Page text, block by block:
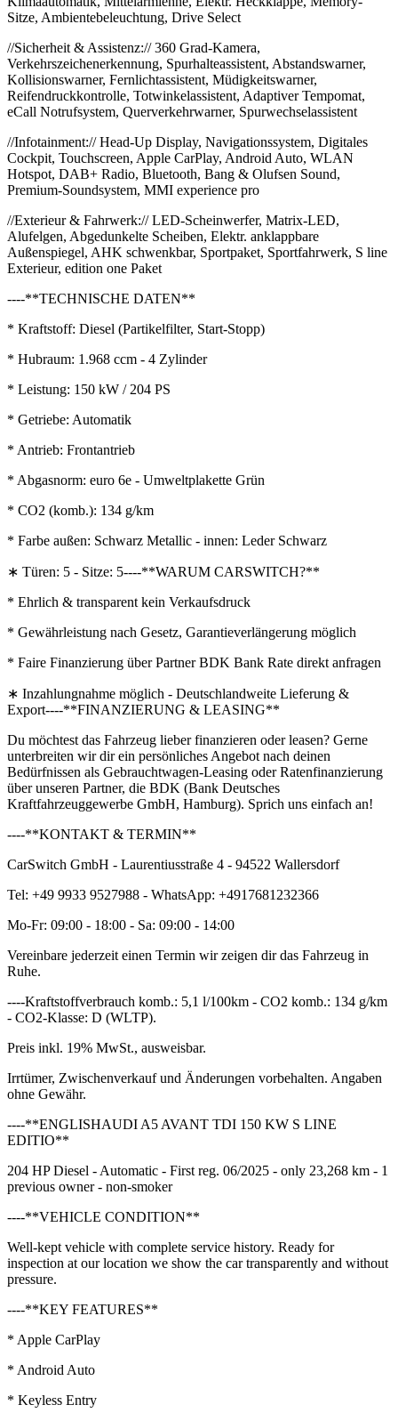
Sitze, Ambientebeleuchtung, Drive Select
//Sicherheit & Assistenz:// 360 Grad-Kamera,
Verkehrszeichenerkennung, Spurhalteassistent, Abstandswarner,
Kollisionswarner, Fernlichtassistent, Müdigkeitswarner,
Reifendruckkontrolle, Totwinkelassistent, Adaptiver Tempomat,
eCall Notrufsystem, Querverkehrwarner, Spurwechselassistent
//Infotainment:// Head-Up Display, Navigationssystem, Digitales
Cockpit, Touchscreen, Apple CarPlay, Android Auto, WLAN
Hotspot, DAB+ Radio, Bluetooth, Bang & Olufsen Sound,
Premium-Soundsystem, MMI experience pro
//Exterieur & Fahrwerk:// LED-Scheinwerfer, Matrix-LED,
Alufelgen, Abgedunkelte Scheiben, Elektr. anklappbare
Außenspiegel, AHK schwenkbar, Sportpaket, Sportfahrwerk, S line
Exterieur, edition one Paket
----**TECHNISCHE DATEN**
* Kraftstoff: Diesel (Partikelfilter, Start-Stopp)
* Hubraum: 1.968 ccm - 4 Zylinder
* Leistung: 150 kW / 204 PS
* Getriebe: Automatik
* Antrieb: Frontantrieb
* Abgasnorm: euro 6e - Umweltplakette Grün
* CO2 (komb.): 134 g/km
* Farbe außen: Schwarz Metallic - innen: Leder Schwarz
∗ Türen: 5 - Sitze: 5----**WARUM CARSWITCH?**
* Ehrlich & transparent kein Verkaufsdruck
* Gewährleistung nach Gesetz, Garantieverlängerung möglich
* Faire Finanzierung über Partner BDK Bank Rate direkt anfragen
∗ Inzahlungnahme möglich - Deutschlandweite Lieferung &
Export----**FINANZIERUNG & LEASING**
Du möchtest das Fahrzeug lieber finanzieren oder leasen? Gerne
unterbreiten wir dir ein persönliches Angebot nach deinen
Bedürfnissen als Gebrauchtwagen-Leasing oder Ratenfinanzierung
über unseren Partner, die BDK (Bank Deutsches
Kraftfahrzeuggewerbe GmbH, Hamburg). Sprich uns einfach an!
----**KONTAKT & TERMIN**
CarSwitch GmbH - Laurentiusstraße 4 - 94522 Wallersdorf
Tel: +49 9933 9527988 - WhatsApp: +4917681232366
Mo-Fr: 09:00 - 18:00 - Sa: 09:00 - 14:00
Vereinbare jederzeit einen Termin wir zeigen dir das Fahrzeug in
Ruhe.
----Kraftstoffverbrauch komb.: 5,1 l/100km - CO2 komb.: 134 g/km
- CO2-Klasse: D (WLTP).
Preis inkl. 19% MwSt., ausweisbar.
Irrtümer, Zwischenverkauf und Änderungen vorbehalten. Angaben
ohne Gewähr.
----**ENGLISHAUDI A5 AVANT TDI 150 KW S LINE
EDITIO**
204 HP Diesel - Automatic - First reg. 06/2025 - only 23,268 km - 1
previous owner - non-smoker
----**VEHICLE CONDITION**
Well-kept vehicle with complete service history. Ready for
inspection at our location we show the car transparently and without
pressure.
----**KEY FEATURES**
* Apple CarPlay
* Android Auto
* Keyless Entry